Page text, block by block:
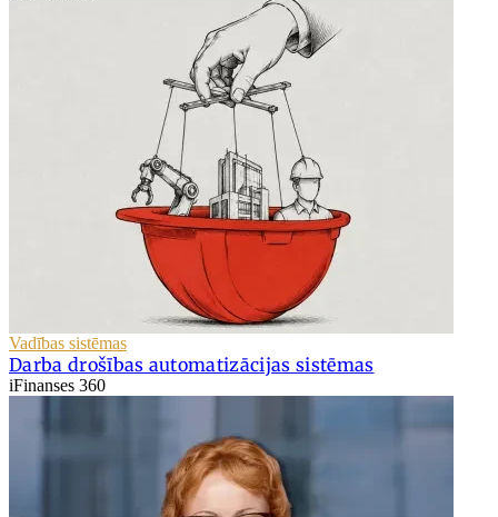
Vadības sistēmas
Darba drošības automatizācijas sistēmas
iFinanses 360